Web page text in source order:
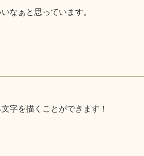
なぁと思っています。
字を描くことができます！